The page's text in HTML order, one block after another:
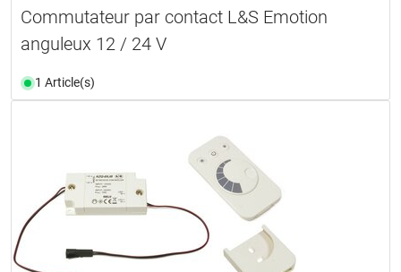
Commutateur par contact L&S Emotion
anguleux 12 / 24 V
1 Article(s)